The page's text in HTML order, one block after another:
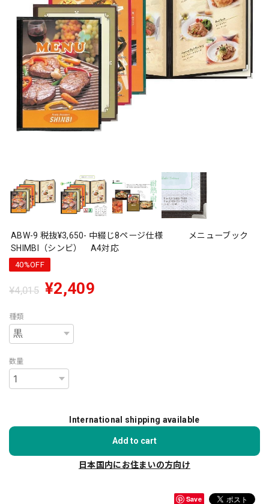
ABW-9 税抜¥3,650- 中綴じ8ページ仕様 メニューブック
SHIMBI（シンビ） A4対応
40%OFF
¥4,015 ¥2,409
種類
数量
International shipping available
Add to cart
日本国内にお住まいの方向け
Save